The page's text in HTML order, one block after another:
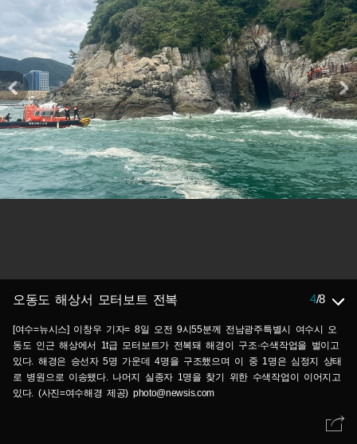
오동도 해상서 모터보트 전복 4/8
[여수=뉴시스] 이창우 기자= 8일 오전 9시55분께 전남광주특별시 여수시 오
동도 인근 해상에서 1t급 모터보트가 전복돼 해경이 구조·수색작업을 벌이고
있다. 해경은 승선자 5명 가운데 4명을 구조했으며 이 중 1명은 심정지 상태
로 병원으로 이송됐다. 나머지 실종자 1명을 찾기 위한 수색작업이 이어지고
있다. (사진=여수해경 제공) photo@newsis.com